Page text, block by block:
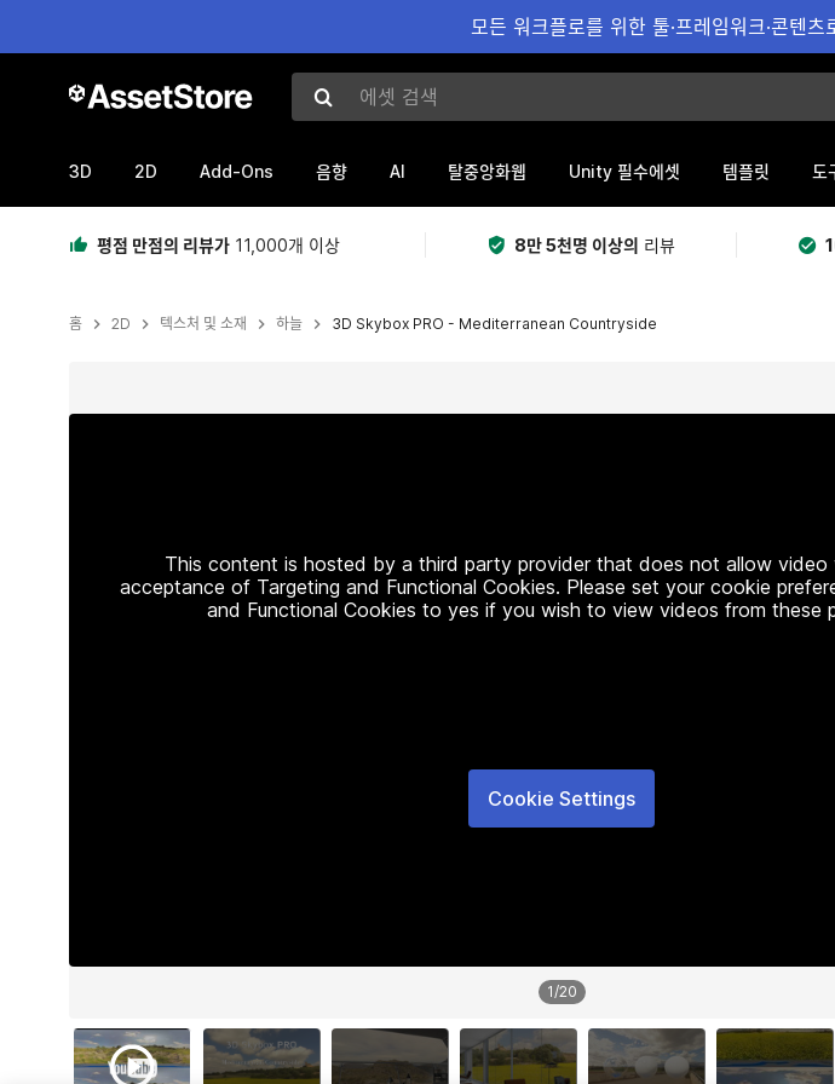
모든 워크플로를 위한 툴·프레임워크·콘텐
에셋 검색
3D 2D Add-Ons 음향 AI 탈중앙화웹 Unity 필수에셋 템플릿 도
평점 만점의 리뷰가 11,000개 이상 8만 5천명 이상의 리뷰
홈 2D 텍스처 및 소재 하늘 3D Skybox PRO - Mediterranean Countryside
This content is hosted by a third party provider that does not allow video
acceptance of Targeting and Functional Cookies. Please set your cookie
and Functional Cookies to yes if you wish to view videos from these
Cookie Settings
1/20